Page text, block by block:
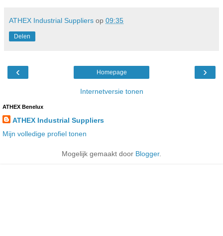
ATHEX Industrial Suppliers op 09:35
Delen
‹ ›
Homepage
Internetversie tonen
ATHEX Benelux
ATHEX Industrial Suppliers
Mijn volledige profiel tonen
Mogelijk gemaakt door Blogger.